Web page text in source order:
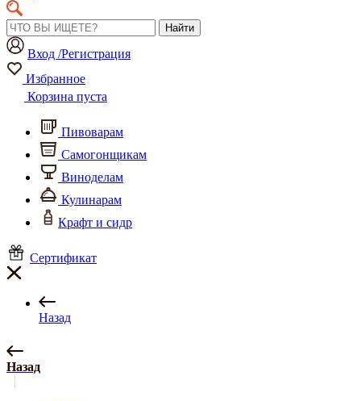
Найти
Вход /Регистрация
Избранное
Корзина пуста
Пивоварам
Самогонщикам
Виноделам
Кулинарам
Крафт и сидр
Сертификат
Назад
Назад